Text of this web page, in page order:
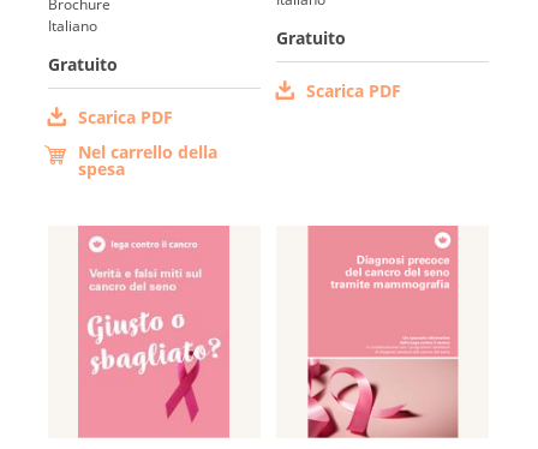
Brochure
Italiano
Gratuito
Scarica PDF
Nel carrello della
spesa
Gratuito
Scarica PDF